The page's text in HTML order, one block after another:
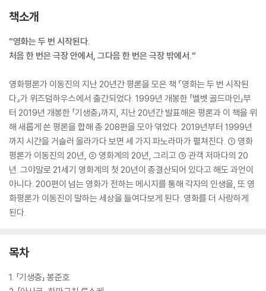
책소개
“영화는 두 번 시작된다.
처음 한 번은 극장 안에서, 그다음 한 번은 극장 밖에서.“
영화평론가 이동진의 지난 20년간 평론을 모은 책 『영화는 두 번 시작된
다』가 위즈덤하우스에서 출간되었다. 1999년 개봉한 「벨벳 골드마인」부
터 2019년 개봉한 「기생충」까지, 지난 20년간 발표해온 평론과 이 책을 위
해 새롭게 쓴 평론을 합해 총 208편을 모아 엮었다. 2019년부터 1999년
까지 시간을 거슬러 올라가다 보면 세 가지 파노라마가 펼쳐진다. ① 영화
평론가 이동진의 20년, ② 영화계의 20년, 그리고 ③ 관객 저마다의 20
년. 그야말로 21세기 영화계의 첫 20년이 총결산되어 있다고 해도 과언이
아니다. 200편이 넘는 영화가 전하는 메시지를 통해 각자의 인생을, 또 영
화평론가 이동진이 말하는 세상을 들여다보게 된다. 영화를 더 사랑하게
된다.
목차
1. 「기생충」 봉준호